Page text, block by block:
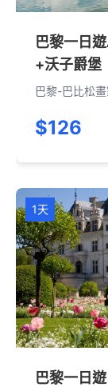
巴黎一日
+沃子爵堡
巴黎-巴比松
$126
1天
巴黎一日